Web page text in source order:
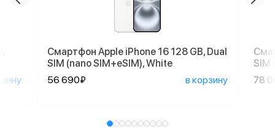
Смартфон Apple iPhone 16 128 GB, Dual
SIM (nano SIM+eSIM), White
56 690₽
в корзину
SIM
78